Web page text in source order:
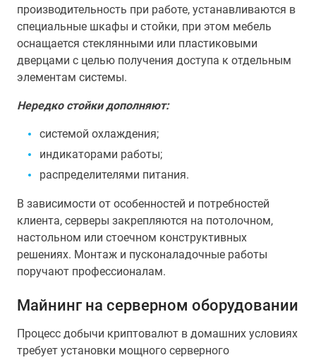
производительность при работе, устанавливаются в
специальные шкафы и стойки, при этом мебель
оснащается стеклянными или пластиковыми
дверцами с целью получения доступа к отдельным
элементам системы.
Нередко стойки дополняют:
системой охлаждения;
индикаторами работы;
распределителями питания.
В зависимости от особенностей и потребностей
клиента, серверы закрепляются на потолочном,
настольном или стоечном конструктивных
решениях. Монтаж и пусконаладочные работы
поручают профессионалам.
Майнинг на серверном оборудовании
Процесс добычи криптовалют в домашних условиях
требует установки мощного серверного